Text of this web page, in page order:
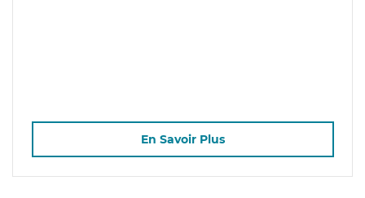
En Savoir Plus